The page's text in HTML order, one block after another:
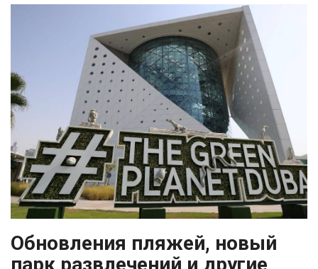
Обновления пляжей, новый